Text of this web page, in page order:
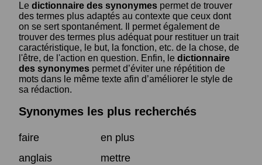
Le dictionnaire des synonymes permet de trouver
des termes plus adaptés au contexte que ceux dont
on se sert spontanément. Il permet également de
trouver des termes plus adéquat pour restituer un trait
caractéristique, le but, la fonction, etc. de la chose, de
l'être, de l'action en question. Enfin, le dictionnaire
des synonymes permet d’éviter une répétition de
mots dans le même texte afin d’améliorer le style de
sa rédaction.
Synonymes les plus recherchés
faire
en plus
anglais
mettre